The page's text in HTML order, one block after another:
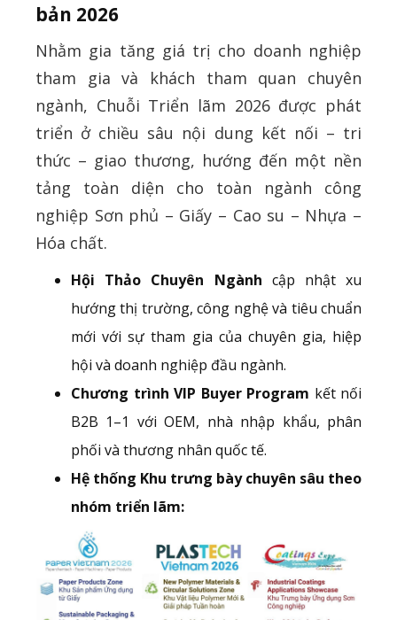
bản 2026
Nhằm gia tăng giá trị cho doanh nghiệp
tham gia và khách tham quan chuyên
ngành, Chuỗi Triển lãm 2026 được phát
triển ở chiều sâu nội dung kết nối – tri
thức – giao thương, hướng đến một nền
tảng toàn diện cho toàn ngành công
nghiệp Sơn phủ – Giấy – Cao su – Nhựa –
Hóa chất.
Hội Thảo Chuyên Ngành cập nhật xu
hướng thị trường, công nghệ và tiêu chuẩn
mới với sự tham gia của chuyên gia, hiệp
hội và doanh nghiệp đầu ngành.
Chương trình VIP Buyer Program kết nối
B2B 1–1 với OEM, nhà nhập khẩu, phân
phối và thương nhân quốc tế.
Hệ thống Khu trưng bày chuyên sâu theo
nhóm triển lãm: